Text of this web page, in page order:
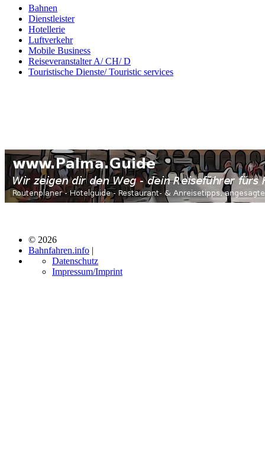
Bahnen
Dienstleister
Hotellerie
Luftverkehr
Mobile Business
Reiseveranstalter A/ CH/ D
Touristische Dienste/ Touristic services
© 2026
Bahnfahren.info |
Datenschutz
Impressum/Imprint